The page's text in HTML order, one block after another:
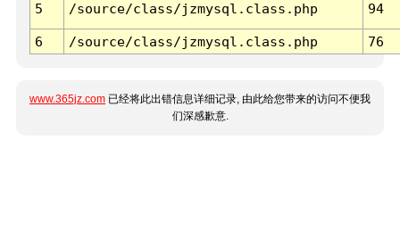
5 /source/class/jzmysql.class.php 94
6 /source/class/jzmysql.class.php 76
www.365jz.com 已经将此出错信息详细记录, 由此给您带来的访问不便我
们深感歉意.